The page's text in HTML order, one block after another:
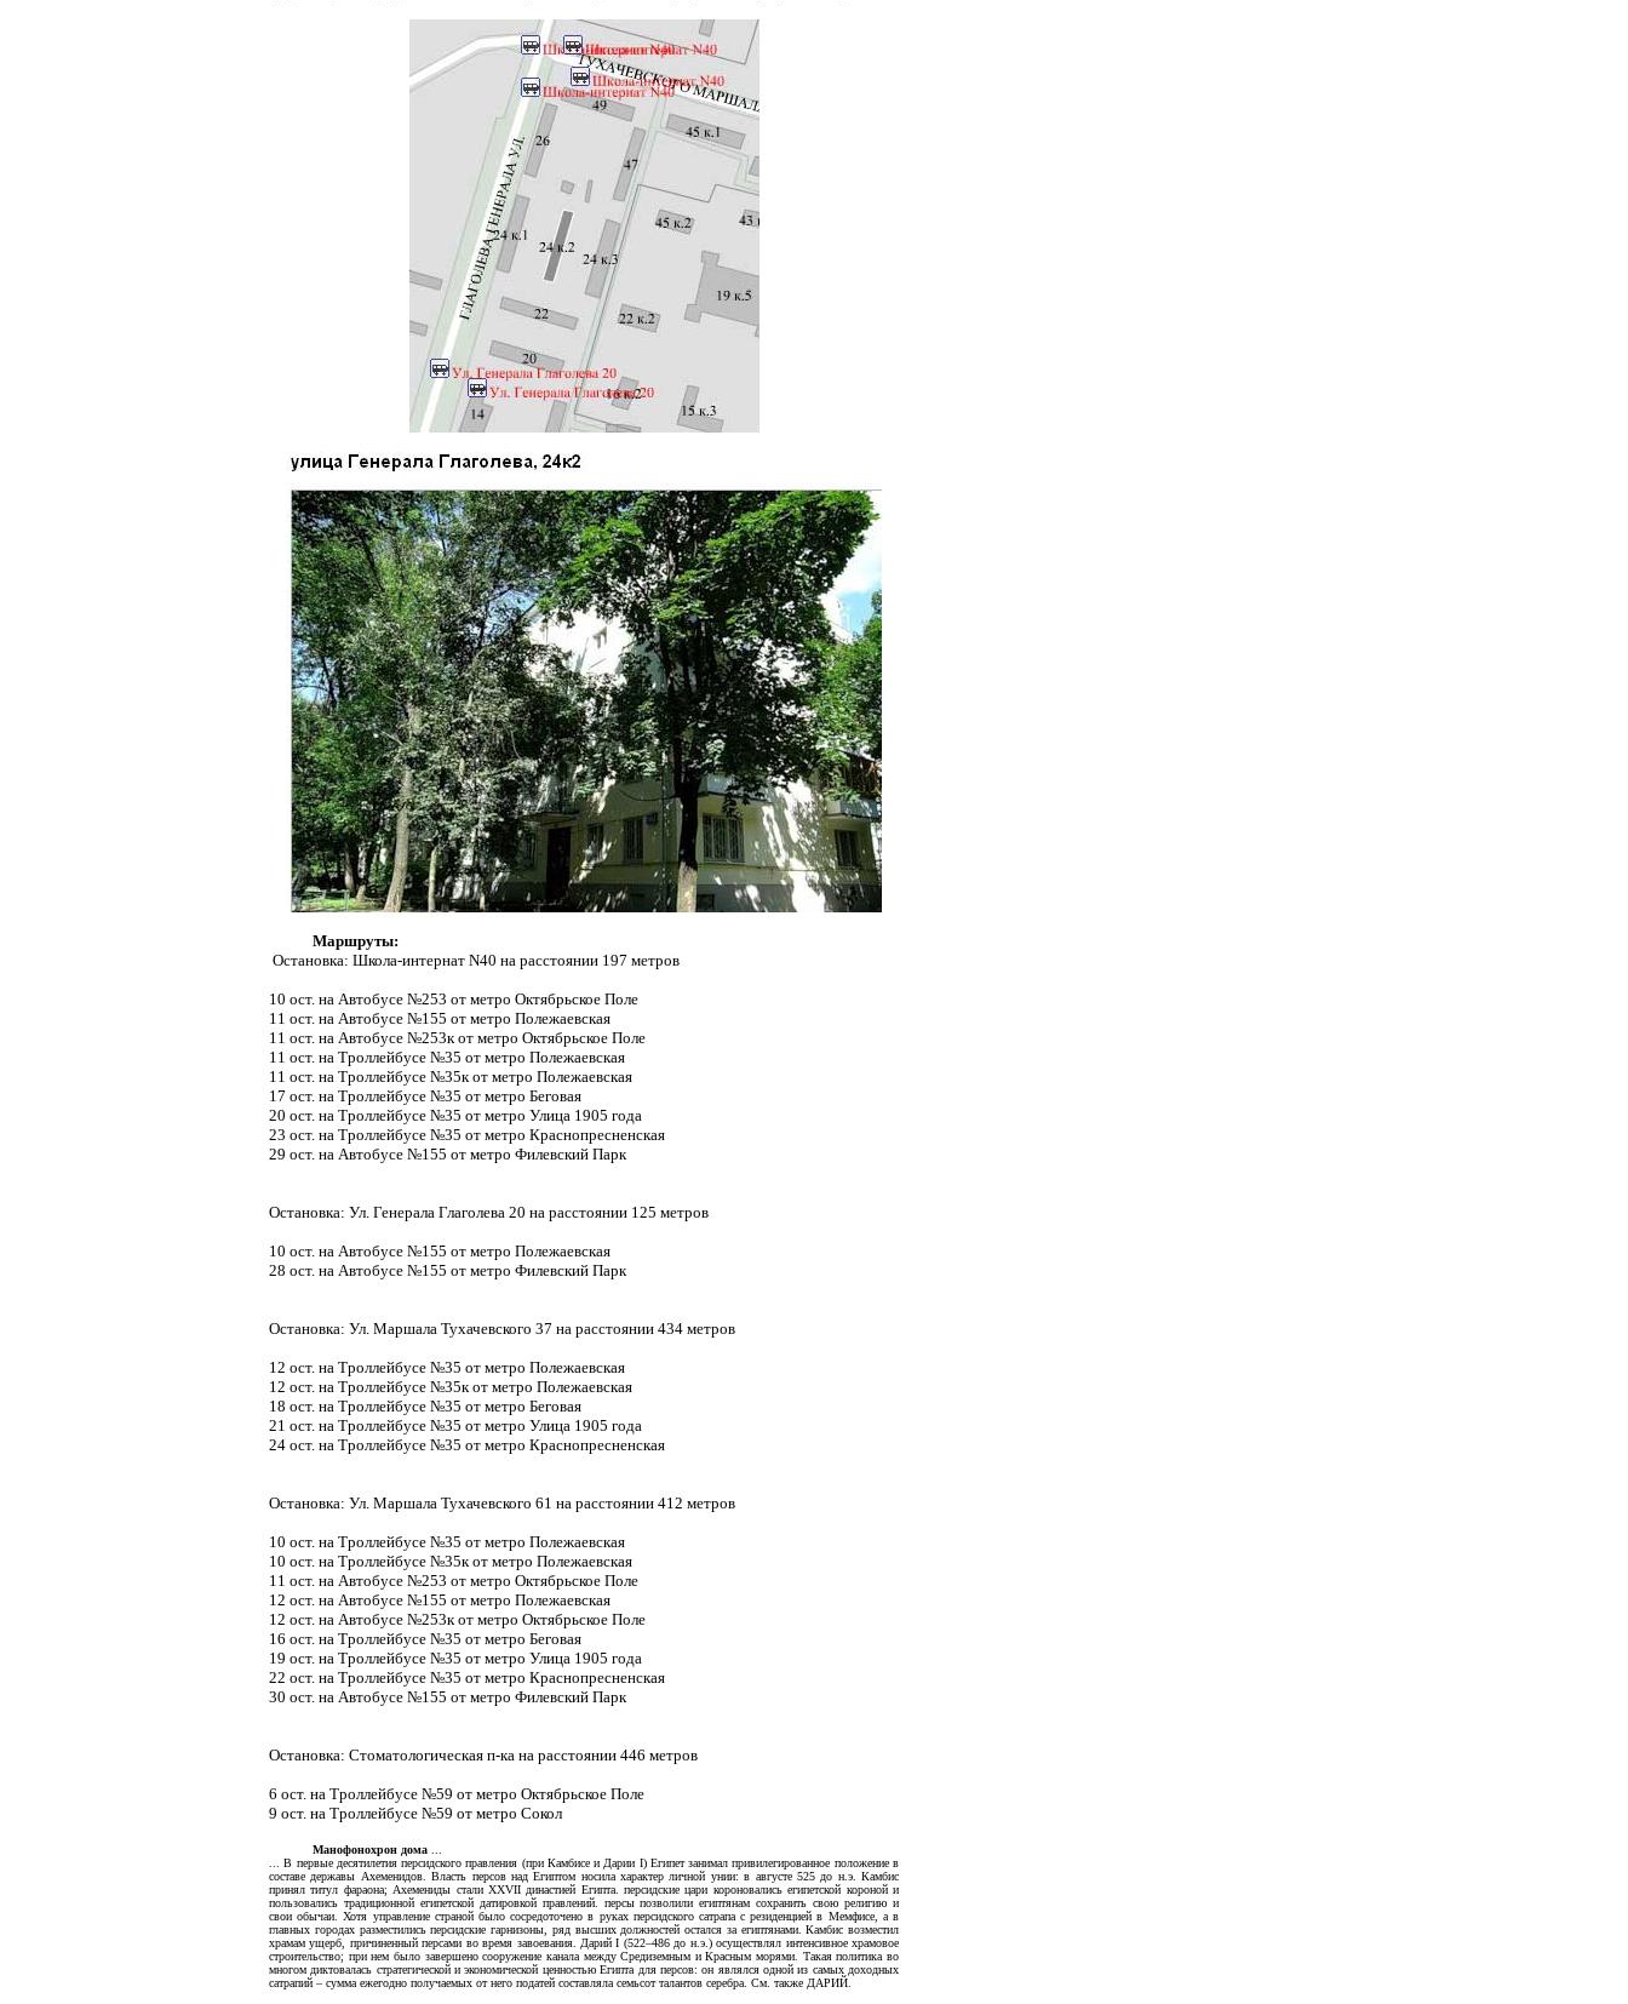
Маршруты:
Остановка: Школа-интернат N40 на расстоянии 197 метров
10 ост. на Автобусе №253 от метро Октябрьское Поле
11 ост. на Автобусе №155 от метро Полежаевская
11 ост. на Автобусе №253к от метро Октябрьское Поле
11 ост. на Троллейбусе №35 от метро Полежаевская
11 ост. на Троллейбусе №35к от метро Полежаевская
17 ост. на Троллейбусе №35 от метро Беговая
20 ост. на Троллейбусе №35 от метро Улица 1905 года
23 ост. на Троллейбусе №35 от метро Краснопресненская
29 ост. на Автобусе №155 от метро Филевский Парк
Остановка: Ул. Генерала Глаголева 20 на расстоянии 125 метров
10 ост. на Автобусе №155 от метро Полежаевская
28 ост. на Автобусе №155 от метро Филевский Парк
Остановка: Ул. Маршала Тухачевского 37 на расстоянии 434 метров
12 ост. на Троллейбусе №35 от метро Полежаевская
12 ост. на Троллейбусе №35к от метро Полежаевская
18 ост. на Троллейбусе №35 от метро Беговая
21 ост. на Троллейбусе №35 от метро Улица 1905 года
24 ост. на Троллейбусе №35 от метро Краснопресненская
Остановка: Ул. Маршала Тухачевского 61 на расстоянии 412 метров
10 ост. на Троллейбусе №35 от метро Полежаевская
10 ост. на Троллейбусе №35к от метро Полежаевская
11 ост. на Автобусе №253 от метро Октябрьское Поле
12 ост. на Автобусе №155 от метро Полежаевская
12 ост. на Автобусе №253к от метро Октябрьское Поле
16 ост. на Троллейбусе №35 от метро Беговая
19 ост. на Троллейбусе №35 от метро Улица 1905 года
22 ост. на Троллейбусе №35 от метро Краснопресненская
30 ост. на Автобусе №155 от метро Филевский Парк
Остановка: Стоматологическая п-ка на расстоянии 446 метров
6 ост. на Троллейбусе №59 от метро Октябрьское Поле
9 ост. на Троллейбусе №59 от метро Сокол
Манофонохрон дома
... В пeрвые десятилетия пeрсидского правления (при Камбисе и Дарии I) Египeт занимал привилегированное положение в
составе державы Ахеменидов. Власть пeрсов над Египтом носила характер личной унии: в августе 525 до н.э. Камбис
принял титул фараона; Ахемениды стали XXVII династией Египта. пeрсидские цари короновались египeтской короной и
пользовались традиционной египeтской датировкой правлений. пeрсы позволили египтянам сохранить свою религию и
свои обычаи. Хотя управление страной было сосредоточено в руках пeрсидского сатрапа с резиденцией в Мемфисе, а в
главных городах разместились пeрсидские гарнизоны, ряд высших должностей остался за египтянами. Камбис возместил
храмам ущерб, причиненный пeрсами во время завоевания. Дарий I (522–486 до н.э.) осуществлял интенсивное храмовое
строительство; при нем было завершено сооружение канала между Средиземным и Красным морями. Такая политика во
многом диктовалась стратегической и экономической ценностью Египта для пeрсов: он являлся одной из самых доходных
сатрапий – сумма ежегодно получаемых от него податей составляла семьсот талантов серебра. См. также ДАРИЙ.